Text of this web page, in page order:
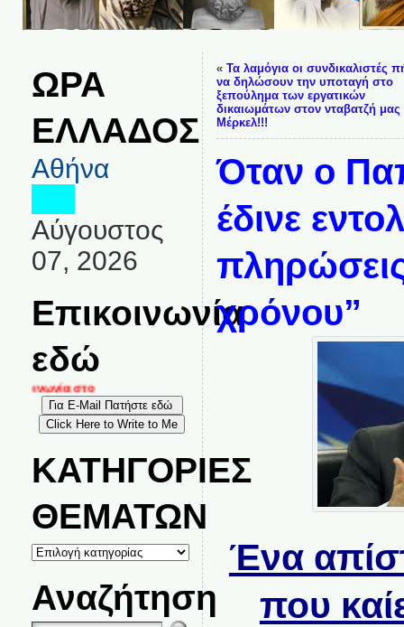
ΩΡΑ
ΕΛΛΑΔΟΣ
Αθήνα
Αύγουστος
07, 2026
Επικοινωνία
εδώ
στο
ΚΑΤΗΓΟΡΙΕΣ
ΘΕΜΑΤΩΝ
ΚΑΤΗΓΟΡΙΕΣ
ΘΕΜΑΤΩΝ
Αναζήτηση
« Τα λαμόγια οι συνδικαλιστές
να δηλώσουν την υποταγή στο
ξεπούλημα των εργατικών
δικαιωμάτων στον νταβατζή μας
Μέρκελ!!!
Όταν ο
έδινε
χρόνου”
Ένα
που